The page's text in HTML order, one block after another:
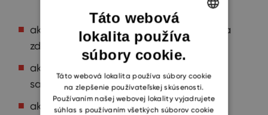
ako kompatibilný je s vašimi systémami a
zdrojmi dát,
ako náročný je na implementáciu a na
samotné používanie,
ako je škálovateľný,
ENGLISH
SLOVAK
Táto webová
lokalita používa
súbory cookie.
Táto webová lokalita používa súbory cookie
na zlepšenie používateľskej skúsenosti.
Používaním našej webovej lokality vyjadrujete
súhlas s používaním všetkých súborov cookie